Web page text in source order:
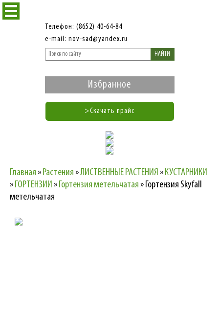
Телефон: (8652) 40-64-84
e-mail: nov-sad@yandex.ru
НАЙТИ
Избранное
>Скачать прайс
Главная» Растения»ЛИСТВЕННЫЕ РАСТЕНИЯ » КУСТАРНИКИ
» ГОРТЕНЗИИ » Гортензия метельчатая» Гортензия Skyfall
метельчатая